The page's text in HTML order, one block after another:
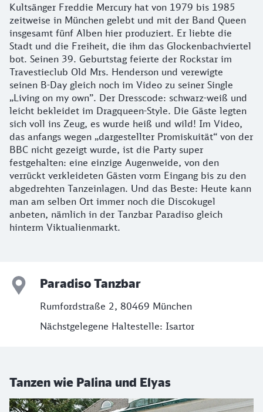
Kultsänger Freddie Mercury hat von 1979 bis 1985
zeitweise in München gelebt und mit der Band Queen
insgesamt fünf Alben hier produziert. Er liebte die
Stadt und die Freiheit, die ihm das Glockenbachviertel
bot. Seinen 39. Geburtstag feierte der Rockstar im
Travestieclub Old Mrs. Henderson und verewigte
seinen B-Day gleich noch im Video zu seiner Single
„Living on my own”. Der Dresscode: schwarz-weiß und
leicht bekleidet im Dragqueen-Style. Die Gäste legten
sich voll ins Zeug, es wurde heiß und wild! Im Video,
das anfangs wegen „dargestellter Promiskuität“ von der
BBC nicht gezeigt wurde, ist die Party super
festgehalten: eine einzige Augenweide, von den
verrückt verkleideten Gästen vorm Eingang bis zu den
abgedrehten Tanzeinlagen. Und das Beste: Heute kann
man am selben Ort immer noch die Discokugel
anbeten, nämlich in der Tanzbar Paradiso gleich
hinterm Viktualienmarkt.
Paradiso Tanzbar
Rumfordstraße 2, 80469 München
Nächstgelegene Haltestelle: Isartor
Tanzen wie Palina und Elyas